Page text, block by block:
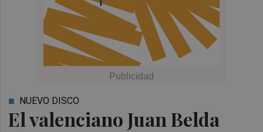
El valenciano Juan Belda
NUEVO DISCO